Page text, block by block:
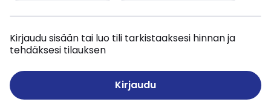
Kirjaudu sisään tai luo tili tarkistaaksesi hinnan ja
tehdäksesi tilauksen
Kirjaudu